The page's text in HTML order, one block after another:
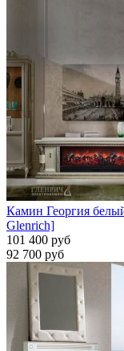
Камин Георгия
Glenrich]
101 400 руб
92 700 руб